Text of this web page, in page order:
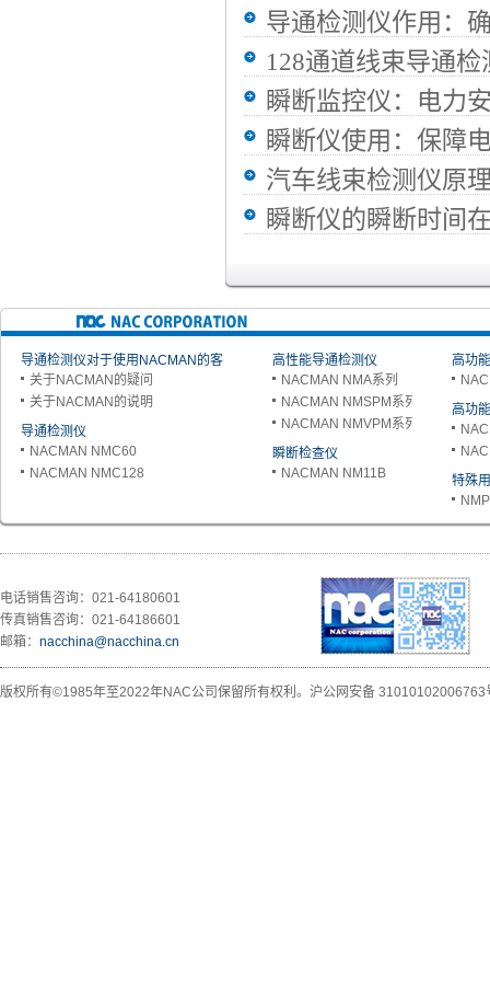
导通检测仪作用：
128通道线束导通
瞬断监控仪：电力
瞬断仪使用：保障
汽车线束检测仪原
瞬断仪的瞬断时间
导通检测仪对于使用NACMAN的客
户关于NACMAN的疑问
关于NACMAN的说明
导通检测仪
NACMAN NMC60
NACMAN NMC128
高性能导通检测仪
NACMAN NMA系列
NACMAN NMSPM系列
NACMAN NMVPM系列
瞬断检查仪
NACMAN NM11B
高功
高功
特殊
电话销售咨询：021-64180601
传真销售咨询：021-64186601
邮箱： nacchina@nacchina.cn
版权所有©1985年至2022年NAC公司保留所有权利。 沪公网安备 31010102006763